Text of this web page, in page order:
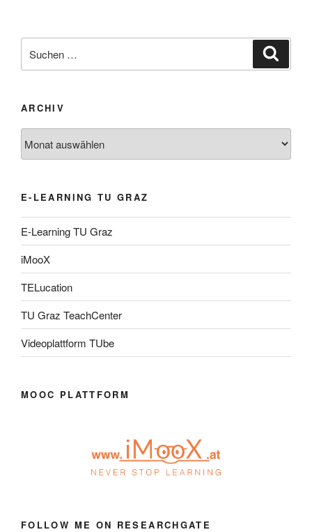
nach:
ARCHIV
E-LEARNING TU GRAZ
E-Learning TU Graz
iMooX
TELucation
TU Graz TeachCenter
Videoplattform TUbe
MOOC PLATTFORM
FOLLOW ME ON RESEARCHGATE